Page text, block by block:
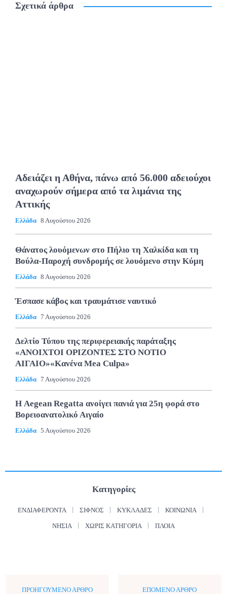
Σχετικά άρθρα
Αδειάζει η Αθήνα, πάνω από 56.000 αδειούχοι
αναχωρούν σήμερα από τα λιμάνια της
Αττικής
Ελλάδα 8 Αυγούστου 2026
Θάνατος λουόμενων στο Πήλιο τη Χαλκίδα και τη
Βούλα-Παροχή συνδρομής σε λουόμενο στην Κύμη
Ελλάδα 8 Αυγούστου 2026
Έσπασε κάβος και τραυμάτισε ναυτικό
Ελλάδα 7 Αυγούστου 2026
Δελτίο Τύπου της περιφερειακής παράταξης
«ΑΝΟΙΧΤΟΙ ΟΡΙΖΟΝΤΕΣ ΣΤΟ ΝΟΤΙΟ
ΑΙΓΑΙΟ»«Κανένα Mea Culpa»
Ελλάδα 7 Αυγούστου 2026
Η Aegean Regatta ανοίγει πανιά για 25η φορά στο
Βορειοανατολικό Αιγαίο
Ελλάδα 5 Αυγούστου 2026
Κατηγορίες
ΕΝΔΙΑΦΈΡΟΝΤΑ ΣΊΦΝΟΣ ΚΥΚΛΆΔΕΣ ΚΟΙΝΩΝΊΑ
ΝΗΣΙΆ ΧΩΡΊΣ ΚΑΤΗΓΟΡΊΑ ΠΛΟΊΑ
ΠΡΟΗΓΟΎΜΕΝΟ ΆΡΘΡΟ ΕΠΌΜΕΝΟ ΆΡΘΡΟ